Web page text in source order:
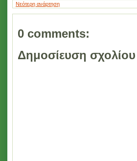
Νεότερη ανάρτηση
0 comments:
Δημοσίευση σχολίου